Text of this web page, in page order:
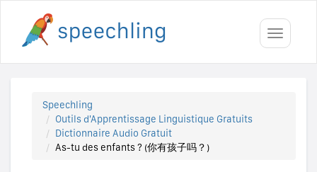
Toggle
Speechling
Outils d'Apprentissage Linguistique Gratuits
Dictionnaire Audio Gratuit
As-tu des enfants ? (你有孩子吗？)